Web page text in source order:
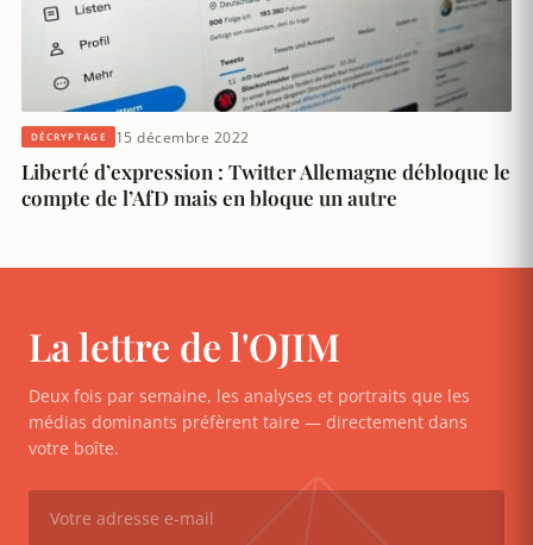
DÉCRYPTAGE 15 décembre 2022
Liberté d’expression : Twitter Allemagne débloque le
compte de l’AfD mais en bloque un autre
La lettre de l'OJIM
Deux fois par semaine, les analyses et portraits que les
médias dominants préfèrent taire — directement dans
votre boîte.